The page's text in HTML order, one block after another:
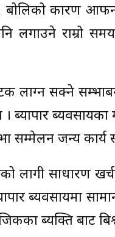
बोलिको कारण
लगाउने राम्रो
लाग्न सक्ने
ब्यवसायका
सम्मेलन जन्य कार्य
लागी साधारण
ब्यवसायमा
ब्यक्ति बाट